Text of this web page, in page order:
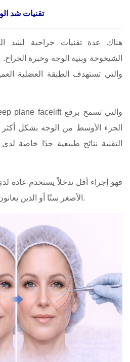
تقنيات شد
هناك عدة تقنيات جراحية لشد
الشيخوخة وبنية الوجه وخبرة الجراح.
الجزء الأوسط من الوجه بشكل أكثر
التقنية نتائج طبيعية جدًا خاصة
الأصغر سنًا أو الذين يعانون من ترهل خفيف في الوجه.